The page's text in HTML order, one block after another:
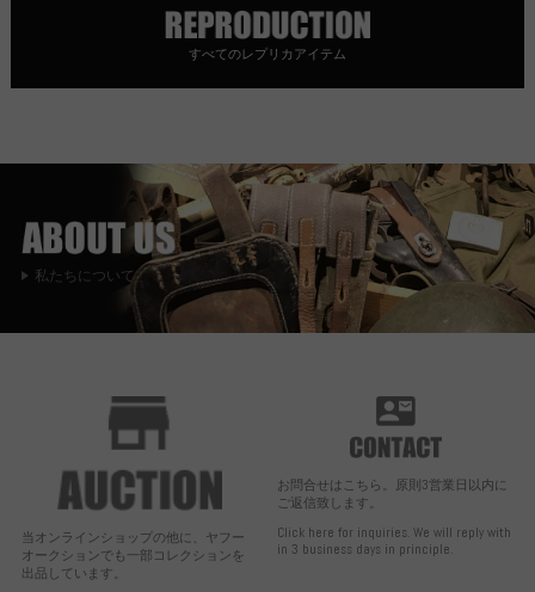
すべてのレプリカアイテム
私たちについて
当オンラインショップの他に、ヤフー
オークションでも一部コレクションを
出品しています。
お問合せはこちら。原則3営業日以内に
ご返信致します。
Click here for inquiries. We will reply with
in 3 business days in principle.